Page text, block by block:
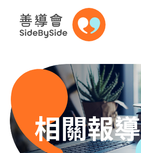
跳到內容（按回車鍵）
A A A EN
相關報導